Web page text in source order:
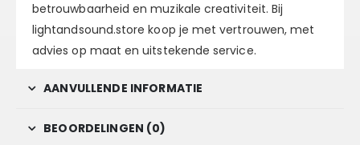
betrouwbaarheid en muzikale creativiteit. Bij
lightandsound.store koop je met vertrouwen, met
advies op maat en uitstekende service.
AANVULLENDE INFORMATIE
BEOORDELINGEN (0)